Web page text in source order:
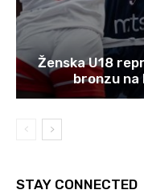
Ženska U18
bronzu na
STAY CONNECTED